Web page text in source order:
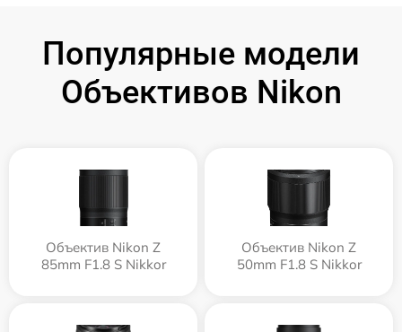
Популярные модели
Объективов Nikon
Объектив Nikon Z
85mm F1.8 S Nikkor
Объектив Nikon Z
50mm F1.8 S Nikkor